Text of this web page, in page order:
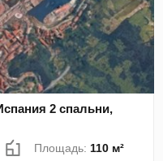
2 спальни,
Площадь:110 м²